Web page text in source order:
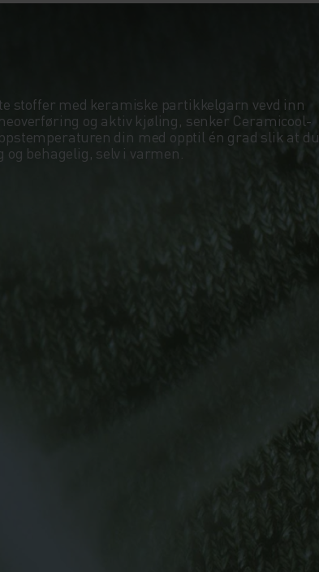
stoffer med keramiske partikkelgarn vevd inn
og aktiv kjøling, senker Ceramicool-
din med opptil én grad slik at du
og behagelig, selv i varmen.